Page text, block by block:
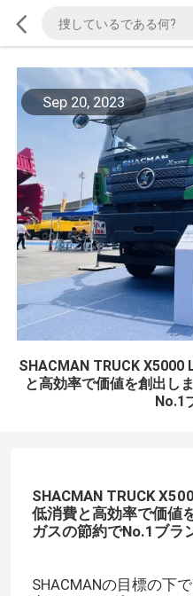
Sep 20, 2023
SHACMAN TRUCK X5000
と高効率で価値を創出し
No.1
SHACMAN TRUCK
低消費と高効率で価値
ガスの節約でNo.1ブラ
SHACMANの目標の下